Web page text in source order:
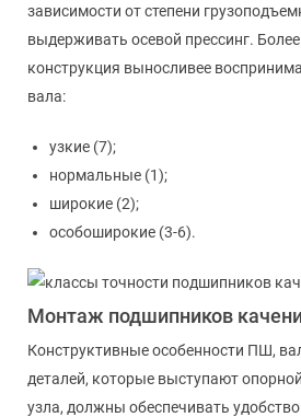
зависимости от степени
выдерживать осевой прессинг.
конструкция выносливее
вала:
узкие (7);
нормальные (1);
широкие (2);
особоширокие (3-6).
Монтаж подшипников
Конструктивные особенности ПШ,
деталей, которые выступают
узла, должны обеспечивать